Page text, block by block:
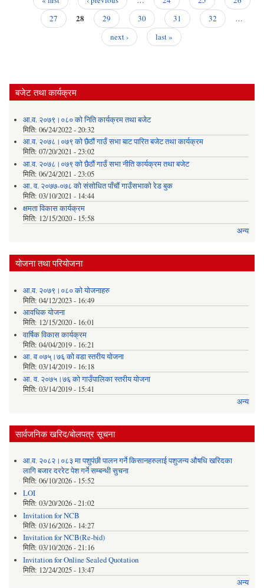
27
28 29 30 31 32
…
next ›
last »
बजेट तथा कार्यक्रम
आ.व. २०७९।०८० को निति कार्यक्रम तथा बजेट
मिति: 06/24/2022 - 20:32
आ.व. २०७८।०७९ को छैठौं गाउँ सभा बाट पारित बजेट तथा कार्यक्रम
मिति: 07/20/2021 - 23:02
आ.व. २०७८।०७९ को छैठौं गाउँ सभा नीति कार्यक्रम तथा बजेट
मिति: 06/24/2021 - 23:05
आ. व. २०७७-०७८ को संसोधित पाँचौं गाउँसभाको रेड बुक
मिति: 03/10/2021 - 14:44
क्षमता विकास कार्यक्रम
मिति: 12/15/2020 - 15:58
अन्य
योजना तथा परियोजना
आ.व. २०७९।०८० को योजनाहरु
मिति: 04/12/2023 - 16:49
आवधिक योजना
मिति: 12/15/2020 - 16:01
वार्षिक विकास कार्यक्रम
मिति: 04/04/2019 - 16:21
आ. व ०७५्।७६ को वडा स्तरीय योजना
मिति: 03/14/2019 - 16:18
आ. व. २०७५।७६ को गाउँपालिका स्तरीय योजना
मिति: 03/14/2019 - 15:41
अन्य
सार्वजनिक खरिद/बोलपत्र सूचना
आ.व. २०८२।०८३ मा पशुपंछी पालन गर्ने किसानहरुलाई पशुजन्य औषधि खरिदका
लागि बजार दररेट पेश गर्ने सम्बन्धी सुचना
मिति: 06/10/2026 - 15:52
LOI
मिति: 03/20/2026 - 21:02
Invitation for NCB
मिति: 03/16/2026 - 14:27
Invitation for NCB(Re-bid)
मिति: 03/10/2026 - 21:16
Invitation for Online Sealed Quotation
मिति: 12/24/2025 - 13:47
अन्य